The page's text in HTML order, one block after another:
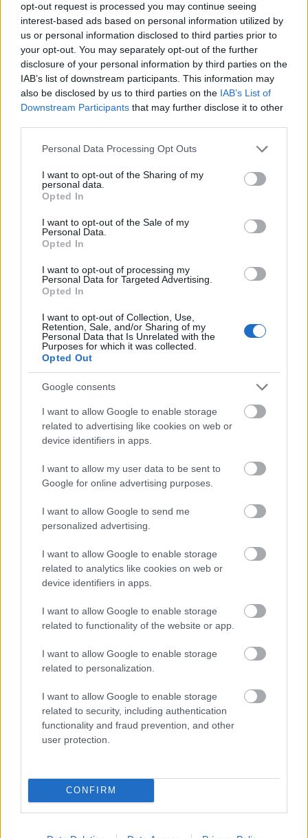
opt-out request is processed you may continue seeing
interest-based ads based on personal information utilized by
us or personal information disclosed to third parties prior to
your opt-out. You may separately opt-out of the further
disclosure of your personal information by third parties on the
IAB’s list of downstream participants. This information may
also be disclosed by us to third parties on the IAB’s List of
Downstream Participants that may further disclose it to other
Please note that this website/app uses one or more Google
not limited to your visit or usage behaviour. You may click to
grant or deny consent to Google and its third-party tags to
use your data for below specified purposes in below Google
consent section.
Personal Data Processing Opt Outs
I want to opt-out of the Sharing of my
personal data.
Opted In
I want to opt-out of the Sale of my
Personal Data.
Opted In
I want to opt-out of processing my
Personal Data for Targeted Advertising.
Opted In
I want to opt-out of Collection, Use,
Retention, Sale, and/or Sharing of my
Personal Data that Is Unrelated with the
Purposes for which it was collected.
Opted Out
Google consents
I want to allow Google to enable storage
related to advertising like cookies on web or
device identifiers in apps.
I want to allow my user data to be sent to
Google for online advertising purposes.
I want to allow Google to send me
personalized advertising.
I want to allow Google to enable storage
related to analytics like cookies on web or
device identifiers in apps.
I want to allow Google to enable storage
related to functionality of the website or app.
I want to allow Google to enable storage
related to personalization.
I want to allow Google to enable storage
related to security, including authentication
functionality and fraud prevention, and other
user protection.
CONFIRM
Nagyonnagygyűlés videó
2010. szeptember 03.
A kerületért. Hunvald Györggyel
egyeztetett Mogács Dániel.
Mogács Dániel, a Magyar Kétfarkú Kutya Párt VII.
választják. Bár a pozíció betöltésére ...
A 4-es metró miatt kiásott felesleges
alagutak hasznosítási terve
Köztudott, hogy a 4-es metró építkezése már évekkel
ezelőtt leállt. A Kétfarkú Kutya Párt úgy gondolja,
hogy ezt a rossz emlékű négyest már ...
Villáminterjú Victora Zsolttal, a
Magyar Kétfarkú Kutya Párt
2010. szeptember 02.
Bede Márton:Victora úr, hát lehet még ennél is
viccesebbnek lenni,
LEHETSÉGES EGYÁLTALÁN FIZIKAILAG??????
Victora Zsolt:Nem.
Bede Márton:...
Victora Zsolt visszacsatolja fél